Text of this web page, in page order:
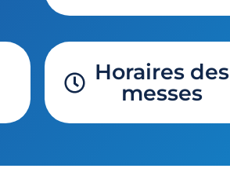
Horaires des
messes